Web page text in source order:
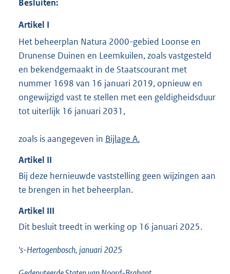
Besluiten:
Artikel I
Het beheerplan Natura 2000-gebied Loonse en
Drunense Duinen en Leemkuilen, zoals vastgesteld
en bekendgemaakt in de Staatscourant met
nummer 1698 van 16 januari 2019, opnieuw en
ongewijzigd vast te stellen met een geldigheidsduur
tot uiterlijk 16 januari 2031,
zoals is aangegeven in Bijlage A.
Artikel II
Bij deze hernieuwde vaststelling geen wijzingen aan
te brengen in het beheerplan.
Artikel III
Dit besluit treedt in werking op 16 januari 2025.
's-Hertogenbosch, januari 2025